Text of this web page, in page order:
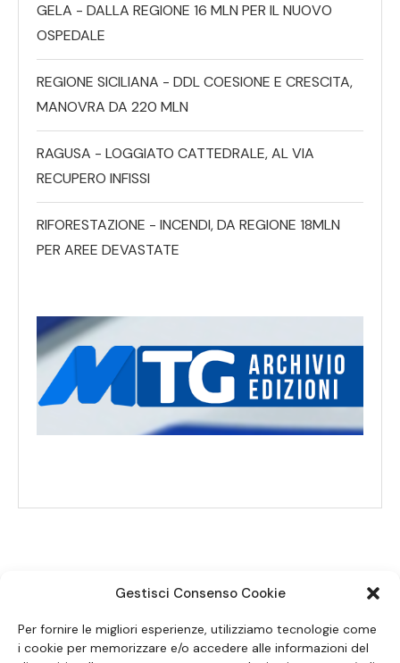
Gestisci Consenso Cookie
Per fornire le migliori esperienze, utilizziamo tecnologie come
i cookie per memorizzare e/o accedere alle informazioni del
GELA - DALLA REGIONE 16 MLN PER IL NUOVO
OSPEDALE
REGIONE SICILIANA - DDL COESIONE E CRESCITA,
MANOVRA DA 220 MLN
RAGUSA - LOGGIATO CATTEDRALE, AL VIA
RECUPERO INFISSI
RIFORESTAZIONE - INCENDI, DA REGIONE 18MLN
PER AREE DEVASTATE
SEGUICI SUI SOCIAL